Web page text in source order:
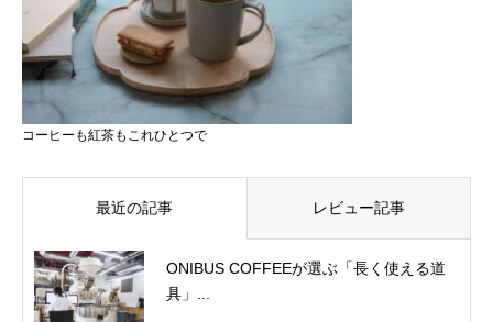
コーヒーも紅茶もこれひとつで
最近の記事 レビュー記事
ONIBUS COFFEEが選ぶ「長く使える道
具」...